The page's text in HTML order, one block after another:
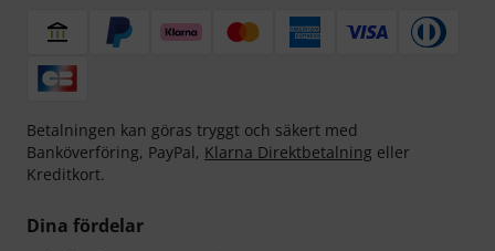
Betalningen kan göras tryggt och säkert med
Banköverföring, PayPal, Klarna Direktbetalning eller
Kreditkort.
Dina fördelar